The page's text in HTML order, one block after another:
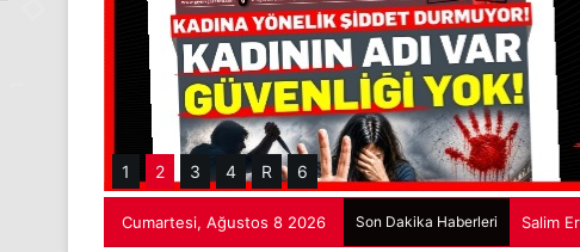
1 2 3 4 R 6
Cumartesi, Ağustos 8 2026 Son Dakika Haberleri Salim